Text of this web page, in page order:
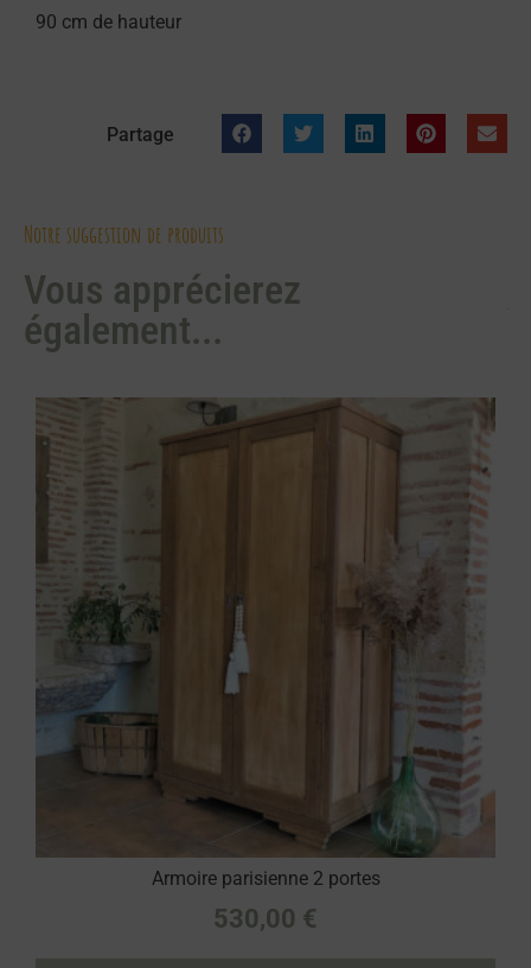
90 cm de hauteur
Partage
Notre suggestion de produits
Vous apprécierez
également...
Armoire parisienne 2 portes
530,00 €